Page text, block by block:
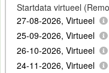
Startdata virtueel
27-08-2026, Virtueel
25-09-2026, Virtueel
26-10-2026, Virtueel
24-11-2026, Virtueel